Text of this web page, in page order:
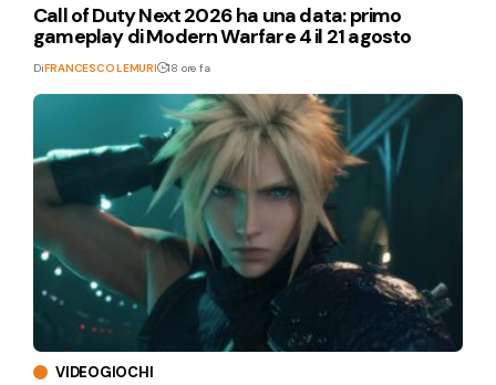
Call of Duty Next 2026 ha una data: primo
gameplay di Modern Warfare 4 il 21 agosto
DiFRANCESCO LEMURI 18 ore fa
VIDEOGIOCHI